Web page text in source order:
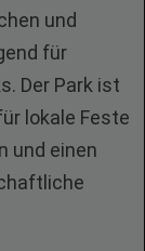
und
für
Der Park ist
lokale Feste
und einen